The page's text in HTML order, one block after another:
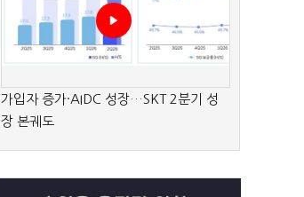
가입자 증가·AIDC 성장…SKT 2분기 성
장 본궤도